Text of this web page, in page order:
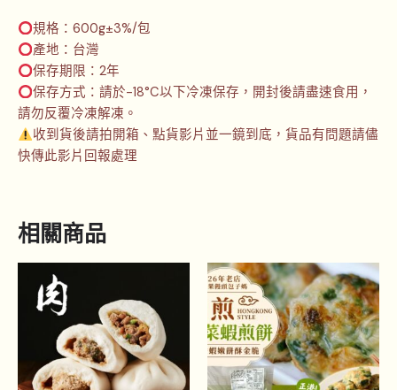
規格：600g±3%/包
產地：台灣
保存期限：2年
保存方式：請於-18°C以下冷凍保存，開封後請盡速食用，
請勿反覆冷凍解凍。
收到貨後請拍開箱、點貨影片並一鏡到底，貨品有問題請儘
快傳此影片回報處理
相關商品
品
有
多
種